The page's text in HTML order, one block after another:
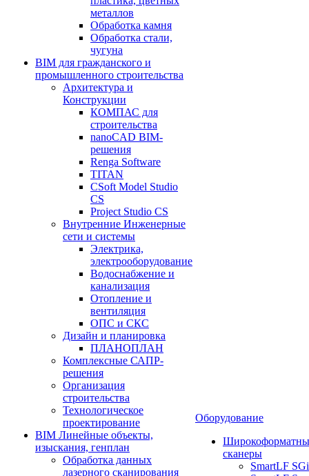
металлов
Обработка камня
Обработка стали,
чугуна
BIM для гражданского и
промышленного строительства
Архитектура и
Конструкции
КОМПАС для
строительства
nanoCAD BIM-
решения
Renga Software
TITAN
CSoft Model Studio
CS
Project Studio CS
Внутренние Инженерные
сети и системы
Электрика,
электрооборудование
Водоснабжение и
канализация
Отопление и
вентиляция
ОПС и СКС
Дизайн и планировка
ПЛАНОПЛАН
Комплексные САПР-
решения
Организация
строительства
Технологическое
проектирование
BIM Линейные объекты,
изыскания, генплан
Обработка данных
лазерного сканирования
Оборудование
сканеры
SmartLF SGi